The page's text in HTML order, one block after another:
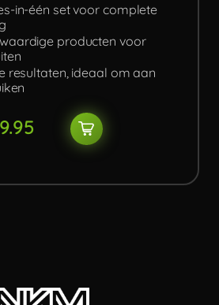
in-één set voor complete
producten voor
resultaten, ideaal om aan